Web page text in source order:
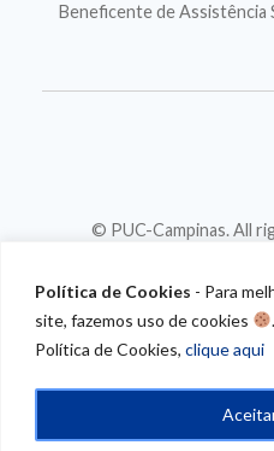
Política de Cookies - Para
site, fazemos uso de cookies
Política de Cookies, clique aqui
Beneficente de Assistência
© PUC-Campinas. All